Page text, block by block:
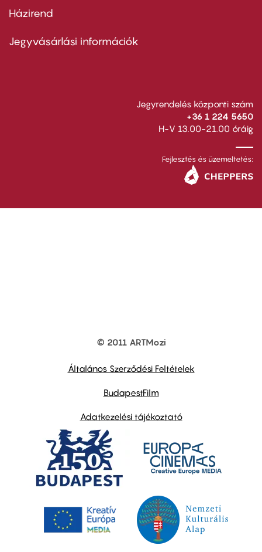
Footer
second
Házirend
Jegyvásárlási információk
Jegyrendelés központi szám
+36 1 224 5650
H-V 13.00-21.00 óráig
Fejlesztés és üzemeltetés:
© 2011 ARTMozi
Általános Szerződési Feltételek
BudapestFilm
Adatkezelési tájékoztató